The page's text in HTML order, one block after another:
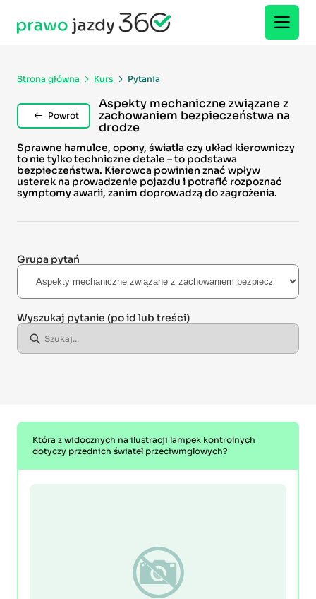
Strona główna Kurs Pytania
Powrót
Aspekty mechaniczne związane z
zachowaniem bezpieczeństwa na
drodze
Sprawne hamulce, opony, światła czy układ kierowniczy
to nie tylko techniczne detale – to podstawa
bezpieczeństwa. Kierowca powinien znać wpływ
usterek na prowadzenie pojazdu i potrafić rozpoznać
symptomy awarii, zanim doprowadzą do zagrożenia.
Grupa pytań
Wyszukaj pytanie (po id lub treści)
Która z widocznych na ilustracji lampek kontrolnych
dotyczy przednich świateł przeciwmgłowych?